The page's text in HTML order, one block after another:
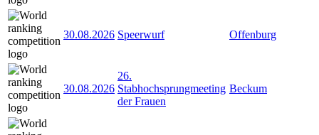
30.08.2026 Speerwurf Offenburg
30.08.2026
26.
Stabhochsprungmeeting
der Frauen
Beckum